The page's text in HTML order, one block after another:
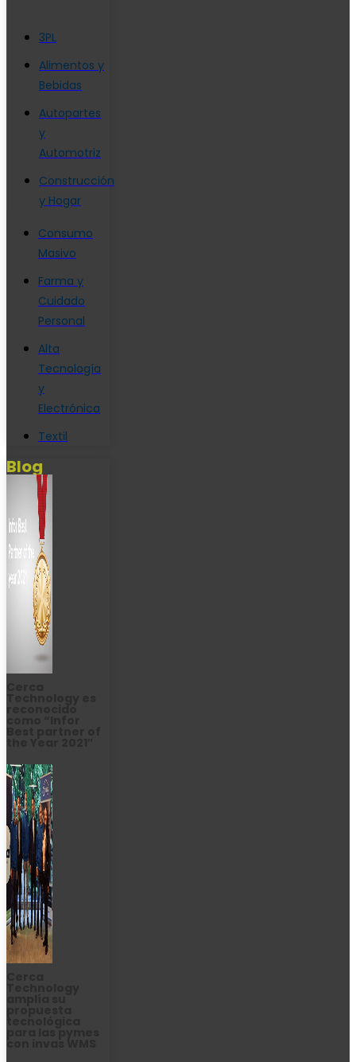
3PL
Alimentos y
Bebidas
Autopartes
y
Automotriz
Construcción
y Hogar
Consumo
Masivo
Farma y
Cuidado
Personal
Alta
Tecnología
y
Electrónica
Textil
Blog